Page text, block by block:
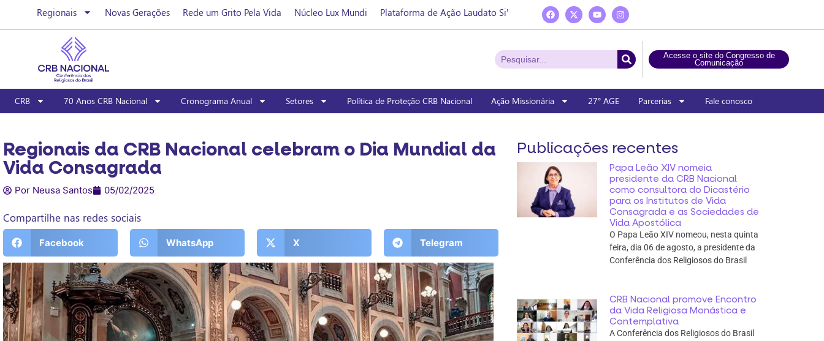
Regionais Novas Gerações Rede um Grito Pela Vida Núcleo Lux Mundi Plataforma de Ação Laudato Si’
Acesse o site do Congresso de
Comunicação
CRB 70 Anos CRB Nacional Cronograma Anual Setores Política de Proteção CRB Nacional Ação Missionária 27° AGE Parcerias Fale conosco
Regionais da CRB Nacional celebram o Dia Mundial da
Vida Consagrada
Por Neusa Santos 05/02/2025
Compartilhe nas redes sociais
Facebook WhatsApp X Telegram
Publicações recentes
Papa Leão XIV nomeia
presidente da CRB Nacional
como consultora do Dicastério
para os Institutos de Vida
Consagrada e as Sociedades de
Vida Apostólica
O Papa Leão XIV nomeou, nesta quinta
feira, dia 06 de agosto, a presidente da
Conferência dos Religiosos do Brasil
CRB Nacional promove Encontro
da Vida Religiosa Monástica e
Contemplativa
A Conferência dos Religiosos do Brasil